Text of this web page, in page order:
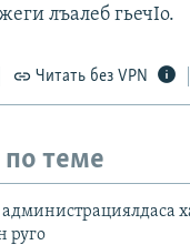
лъалеб гьечIо.
Читать без VPN
теме
руго